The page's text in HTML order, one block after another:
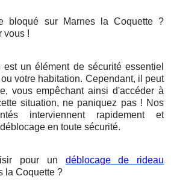
bloqué sur Marnes la Coquette ?
vous !
un élément de sécurité essentiel
votre habitation. Cependant, il peut
vous empêchant ainsi d'accéder à
situation, ne paniquez pas ! Nos
interviennent rapidement et
en toute sécurité.
pour un déblocage de rideau
la Coquette ?